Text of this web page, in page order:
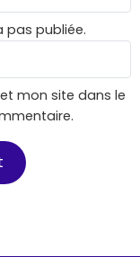
pas publiée.
mon site dans le